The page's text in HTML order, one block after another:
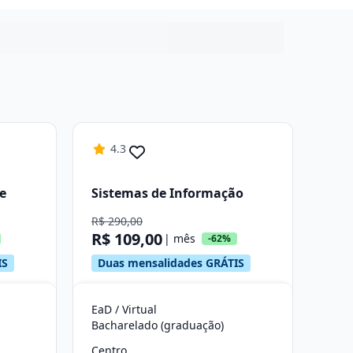
4.3
Sistemas de Informação
R$ 290,00
R$ 109,00 | mês -62%
Duas mensalidades GRÁTIS
EaD / Virtual
Bacharelado (graduação)